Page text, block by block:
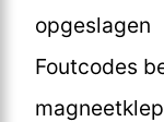
opgeslagen
Foutcodes